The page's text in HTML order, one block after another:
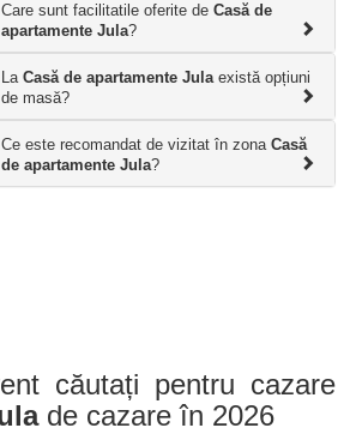
Care sunt facilitatile oferite de Casă de
apartamente Jula?
La Casă de apartamente Julaexistă opțiuni
de masă?
Ce este recomandat de vizitat în zona Casă
de apartamente Jula?
căutați pentru cazare
de cazare în 2026